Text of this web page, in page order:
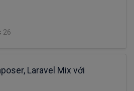
26
Laravel Mix với